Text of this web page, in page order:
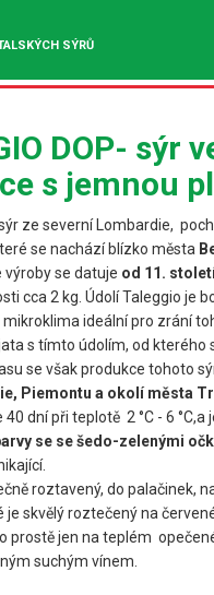
SÝRŮ
DOP- sýr
s jemnou
ze severní Lombardie,
se nachází blízko města
výroby se datuje od 11.
cca 2 kg. Údolí Taleggio je
mikroklima ideální pro zrání
s tímto údolím, od kterého
se však produkce tohoto
Piemontu a okolí města
dní při teplotě 2 °C - 6 °C,a
se se šedo-zelenými
roztavený, do palačinek,
je skvělý roztečený na
prostě jen na teplém
suchým vínem.